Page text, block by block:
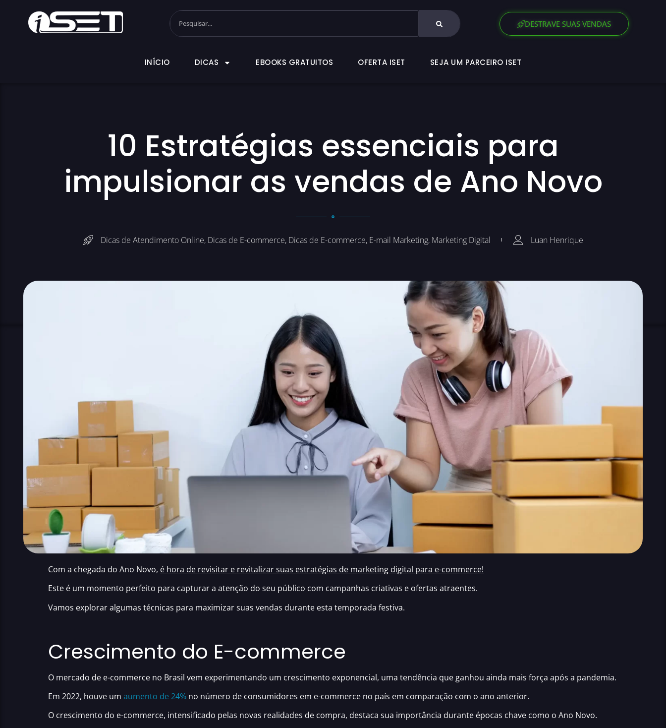
DESTRAVE SUAS VENDAS
INÍCIO DICAS SEJA UM PARCEIRO ISET
INÍCIO DICAS EBOOKS GRATUITOS OFERTA ISET SEJA UM PARCEIRO ISET
10 Estratégias essenciais para
impulsionar as vendas de Ano Novo
Dicas de Atendimento Online, Dicas de E-commerce, Dicas de E-commerce, E-mail Marketing, Marketing Digital Luan Henrique
Com a chegada do Ano Novo, é hora de revisitar e revitalizar suas estratégias de marketing digital para e-commerce!
Este é um momento perfeito para capturar a atenção do seu público com campanhas criativas e ofertas atraentes.
Vamos explorar algumas técnicas para maximizar suas vendas durante esta temporada festiva.
Crescimento do E-commerce
O mercado de e-commerce no Brasil vem experimentando um crescimento exponencial, uma tendência que ganhou ainda mais força após a pandemia.
Em 2022, houve um aumento de 24% no número de consumidores em e-commerce no país em comparação com o ano anterior​​.
O crescimento do e-commerce, intensificado pelas novas realidades de compra, destaca sua importância durante épocas chave como o Ano Novo.